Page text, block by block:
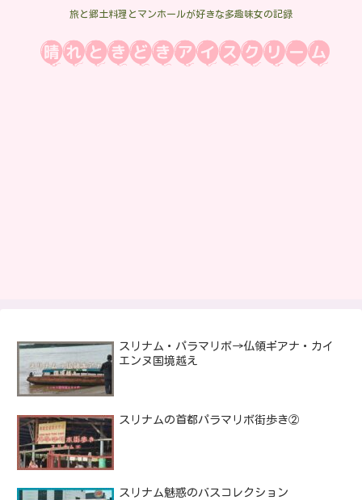
旅と郷土料理とマンホールが好きな多趣味女の記録
スリナム・パラマリボ→仏領ギアナ・カイ
エンヌ国境越え
スリナムの首都パラマリボ街歩き②
スリナム魅惑のバスコレクション